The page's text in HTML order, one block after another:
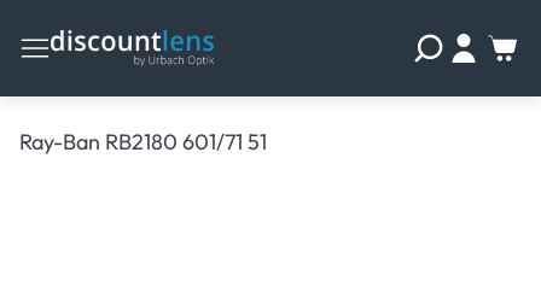
Ray-Ban RB2180 601/71 51